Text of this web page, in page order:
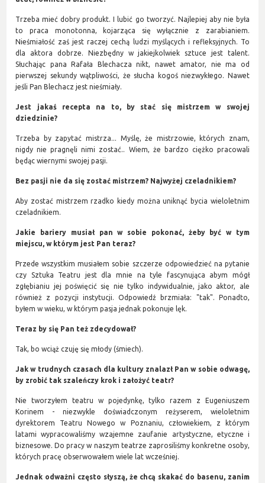
Trzeba mieć dobry produkt. I lubić go tworzyć. Najlepiej aby nie była
to praca monotonna, kojarząca się wyłącznie z zarabianiem.
Nieśmiałość zaś jest raczej cechą ludzi myślących i refleksyjnych. To
dla aktora dobrze. Niezbędny w jakiejkolwiek sztuce jest talent.
Słuchając pana Rafała Blechacza nikt, nawet amator, nie ma od
pierwszej sekundy wątpliwości, że słucha kogoś niezwykłego. Nawet
jeśli Pan Blechacz jest nieśmiały.
Jest jakaś recepta na to, by stać się mistrzem w swojej
dziedzinie?
Trzeba by zapytać mistrza... Myślę, że mistrzowie, których znam,
nigdy nie pragnęli nimi zostać.. Wiem, że bardzo ciężko pracowali
będąc wiernymi swojej pasji.
Bez pasji nie da się zostać mistrzem? Najwyżej czeladnikiem?
Aby zostać mistrzem rzadko kiedy można uniknąć bycia wieloletnim
czeladnikiem.
Jakie bariery musiał pan w sobie pokonać, żeby być w tym
miejscu, w którym jest Pan teraz?
Przede wszystkim musiałem sobie szczerze odpowiedzieć na pytanie
czy Sztuka Teatru jest dla mnie na tyle fascynująca abym mógł
zgłębianiu jej poświęcić się nie tylko indywidualnie, jako aktor, ale
również z pozycji instytucji. Odpowiedź brzmiała: "tak". Ponadto,
byłem w wieku, w którym pasja jednak pokonuje lęk.
Teraz by się Pan też zdecydował?
Tak, bo wciąż czuję się młody (śmiech).
Jak w trudnych czasach dla kultury znalazł Pan w sobie odwagę,
by zrobić tak szaleńczy krok i założyć teatr?
Nie tworzyłem teatru w pojedynkę, tylko razem z Eugeniuszem
Korinem - niezwykle doświadczonym reżyserem, wieloletnim
dyrektorem Teatru Nowego w Poznaniu, człowiekiem, z którym
latami wypracowaliśmy wzajemne zaufanie artystyczne, etyczne i
biznesowe. Do pracy w naszym teatrze zaprosiliśmy konkretne osoby,
których pracę obserwowałem wiele lat wcześniej.
Jednak odważni często słyszą, że chcą skakać do basenu, zanim